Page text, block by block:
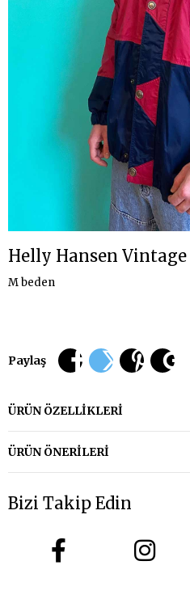
Helly Hansen
M beden
Paylaş
ÜRÜN ÖZELLIKLERI
ÜRÜN ÖNERILERI
Bizi Takip Edin